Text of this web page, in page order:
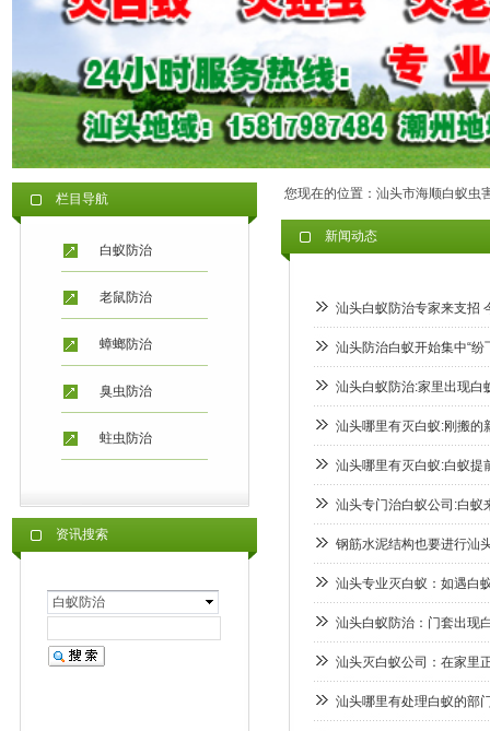
栏目导航
白蚁防治
老鼠防治
蟑螂防治
臭虫防治
蛀虫防治
资讯搜索
白蚁防治
您现在的位置： 汕头市海顺白蚁虫
新闻动态
汕头白蚁防治专家来支招
汕头防治白蚁开始集中“纷
汕头白蚁防治:家里出现白
汕头哪里有灭白蚁:刚搬的
汕头哪里有灭白蚁:白蚁提
汕头专门治白蚁公司:白蚁
钢筋水泥结构也要进行汕
汕头专业灭白蚁：如遇白
汕头白蚁防治：门套出现
汕头灭白蚁公司：在家里
汕头哪里有处理白蚁的部